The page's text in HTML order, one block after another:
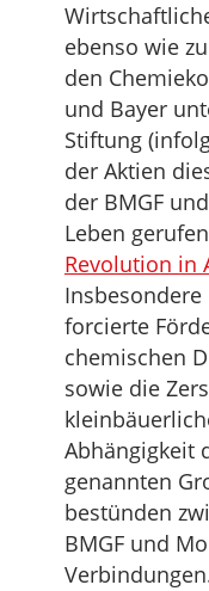
ebenso wie
den
und Bayer
Stiftung
der Aktien
der BMGF
Leben
Revolution in
Insbesondere
forcierte
chemischen
sowie die
Abhängigkeit
genannten
bestünden
BMGF und